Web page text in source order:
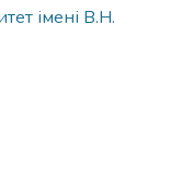
імені В.Н.